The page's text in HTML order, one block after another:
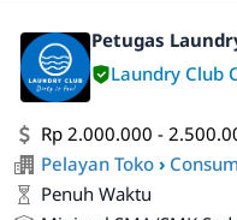
Petugas
Laundry Club
Rp 2.000.000 -
Pelayan Toko ›
Penuh Waktu